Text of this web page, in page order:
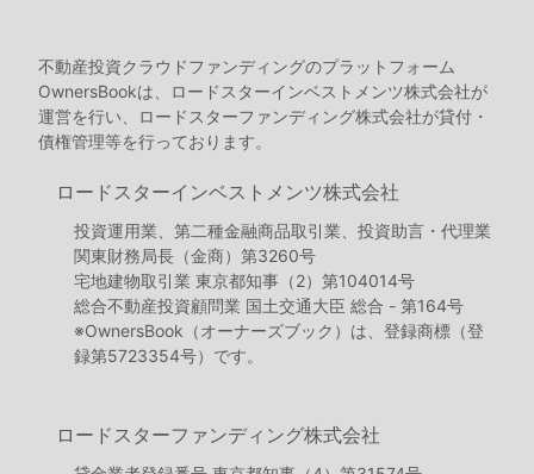
不動産投資クラウドファンディングのプラットフォーム
OwnersBookは、ロードスターインベストメンツ株式会社が
運営を行い、ロードスターファンディング株式会社が貸付・
債権管理等を行っております。
ロードスターインベストメンツ株式会社
投資運用業、第二種金融商品取引業、投資助言・代理業
関東財務局長（金商）第3260号
宅地建物取引業 東京都知事（2）第104014号
総合不動産投資顧問業 国土交通大臣 総合 - 第164号
※OwnersBook（オーナーズブック）は、登録商標（登
録第5723354号）です。
ロードスターファンディング株式会社